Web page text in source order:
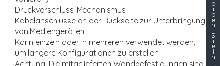
Druckverschluss-Mechanismus
Kabelanschlüsse an der Rückseite zur Unterbringung
von Mediengeräten
Kann einzeln oder in mehreren verwendet werden,
um längere Konfigurationen zu erstellen
Achtung: Die mitgelieferten Wandbefestigungen sind
e
i
b
e
n
S
i
e
i
n